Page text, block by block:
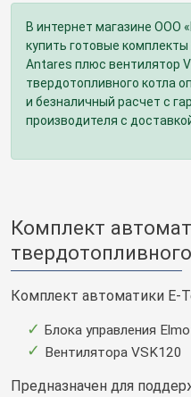
В интернет магазине ООО
купить готовые
Antares плюс вентилятор
твердотопливного котла
и безналичный расчет с
производителя с
Комплект
Комплект автоматики E-
Блока управления
Вентилятора VSK120
Предназначен для